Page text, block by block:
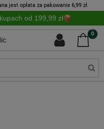
jest opłata za pakowanie 6,99 zł.
od 199,99 zł
0